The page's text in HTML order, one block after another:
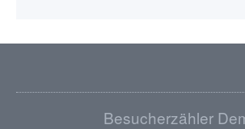
Besucherzähler